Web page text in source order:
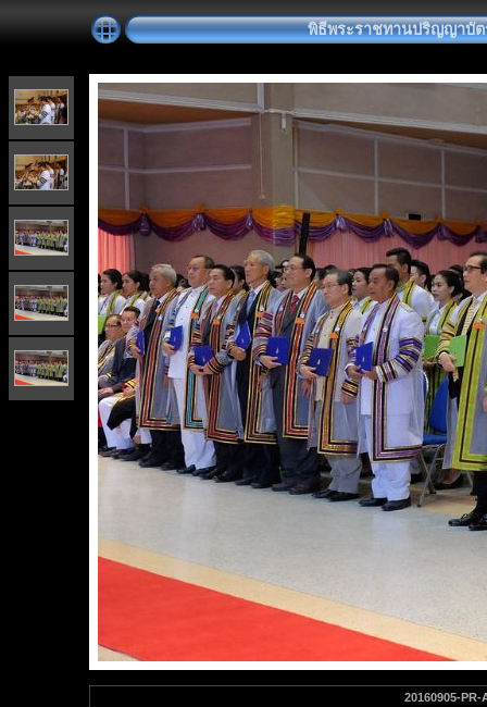
พิธีพระราชทานปริญญาบัต
20160905-PR-